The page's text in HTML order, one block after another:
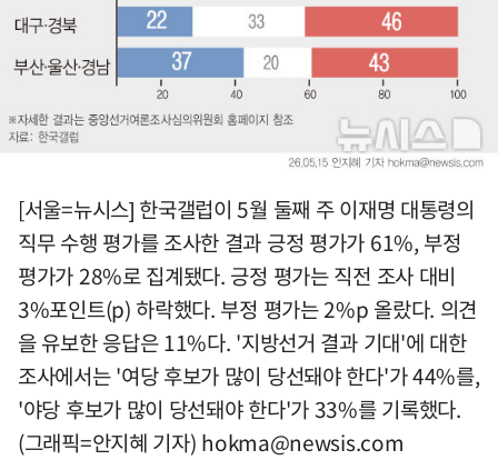
[서울=뉴시스] 한국갤럽이 5월 둘째 주 이재명 대통령의
직무 수행 평가를 조사한 결과 긍정 평가가 61%, 부정
평가가 28%로 집계됐다. 긍정 평가는 직전 조사 대비
3%포인트(p) 하락했다. 부정 평가는 2%p 올랐다. 의견
을 유보한 응답은 11%다. '지방선거 결과 기대'에 대한
조사에서는 '여당 후보가 많이 당선돼야 한다'가 44%를,
'야당 후보가 많이 당선돼야 한다'가 33%를 기록했다.
(그래픽=안지혜 기자) hokma@newsis.com